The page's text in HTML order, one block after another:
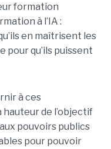
formation
à l’IA :
en maîtrisent les
qu’ils puissent
à ces
de l’objectif
pouvoirs publics
pour pouvoir